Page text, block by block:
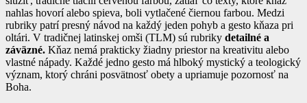
nahlas hovorí alebo spieva, boli vytlačené čiernou farbou. Medzi
rubriky patrí presný návod na každý jeden pohyb a gesto kňaza pri
oltári. V tradičnej latinskej omši (TLM) sú rubriky detailné a
záväzné. Kňaz nemá prakticky žiadny priestor na kreativitu alebo
vlastné nápady. Každé jedno gesto má hlboký mystický a teologický
význam, ktorý chráni posvätnosť obety a upriamuje pozornosť na
Boha.